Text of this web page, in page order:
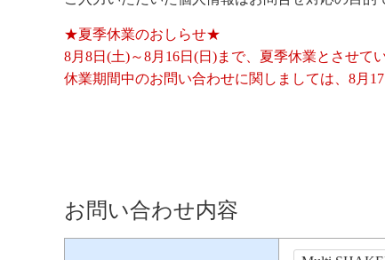
★夏季休業のおしらせ★
8月8日(土)～8月16日(日)まで、夏季休業とさせて
休業期間中のお問い合わせに関しましては、8月
お問い合わせ内容